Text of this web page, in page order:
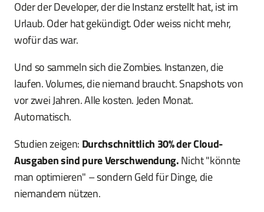
Oder der Developer, der die Instanz erstellt hat, ist im
Urlaub. Oder hat gekündigt. Oder weiss nicht mehr,
wofür das war.
Und so sammeln sich die Zombies. Instanzen, die
laufen. Volumes, die niemand braucht. Snapshots von
vor zwei Jahren. Alle kosten. Jeden Monat.
Automatisch.
Studien zeigen: Durchschnittlich 30% der Cloud-
Ausgaben sind pure Verschwendung.Nicht "könnte
man optimieren" – sondern Geld für Dinge, die
niemandem nützen.